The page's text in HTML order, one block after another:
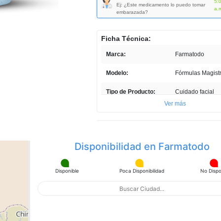
en
misma
Ej: ¿Este medicamento lo puedo tomar
embarazada?
Ficha Técnica:
Marca: Farmatodo
Modelo: Fórmulas
Tipo de Producto: Cuidado facial
País de Producción: Venezuela
Profundidad ITEM:
Ancho ITEM:
Ver más
Disponibilidad en Farmatodo
Disponible Poca Disponibilidad No